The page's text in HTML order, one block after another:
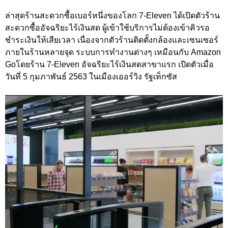
ล่าสุดร้านสะดวกซื้อเบอร์หนึ่งของโลก 7-Eleven ได้เปิดตัวร้าน
สะดวกซื้ออัจฉริยะไร้เงินสด ผู้เข้าใช้บริการไม่ต้องเข้าคิวรอ
ชำระเงินให้เสียเวลา เนื่องจากตัวร้านติดตั้งกล้องและเซนเซอร์
ภายในร้านหลายจุด ระบบการทำงานต่างๆ เหมือนกับ Amazon
Goโดยร้าน 7-Eleven อัจฉริยะไร้เงินสดสาขาแรก เปิดตัวเมื่อ
วันที่ 5 กุมภาพันธ์ 2563 ในเมืองเออร์วิง รัฐเท็กซัส